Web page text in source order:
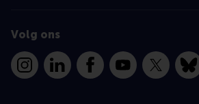
Volg ons
InstagramLinkedInFacebookYouTube
X